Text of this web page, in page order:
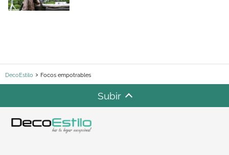
DecoEstilo Focos empotrables
Subir